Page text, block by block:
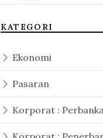
KATEGORI
Ekonomi
Pasaran
Korporat :